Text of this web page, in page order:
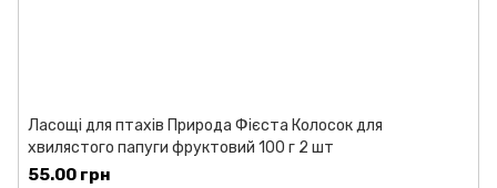
Ласощі для птахів Природа Фієста Колосок для
хвилястого папуги фруктовий 100 г 2 шт
55.00 грн